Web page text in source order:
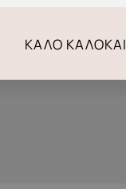
ΚΑΛΌ